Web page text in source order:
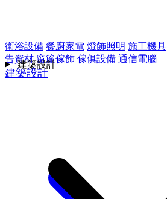
衛浴設備 餐廚家電 燈飾照明 施工機具
告資材 窗簾傢飾 傢俱設備 通信電腦
建築設計
建築設計